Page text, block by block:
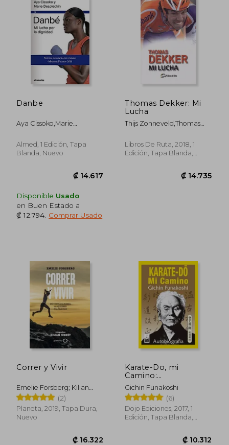
₡ 13.410 ₡
Danbe
Aya Cissoko,Marie
Almed, 1 Edición, Tapa
Blanda, Nuevo
Disponible Usado
en Buen Estado a
₡ 12.794 Comprar Usado
Thomas Dekker: Mi
Lucha
Thijs Zonneveld,Thomas
Libros De Ruta, 2018, 1
Edición, Tapa Blanda,
Correr y Vivir
Emelie Forsberg; Kilian
Jornet
(2)
Planeta, 2019, Tapa Dura,
Nuevo
Karate-Do, mi
Camino:
Autobiografía
Gichin Funakoshi
(6)
Dojo Ediciones, 2017, 1
Edición, Tapa Blanda,